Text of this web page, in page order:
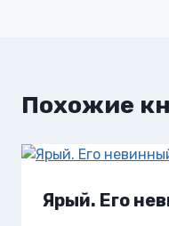
Похожие
Ярый. Его